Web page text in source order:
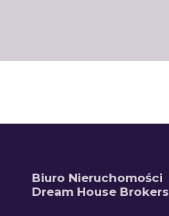
Biuro Nieruchomości
Dream House Brokers